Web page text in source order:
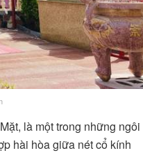
là một trong những ngôi
hài hòa giữa nét cổ kính